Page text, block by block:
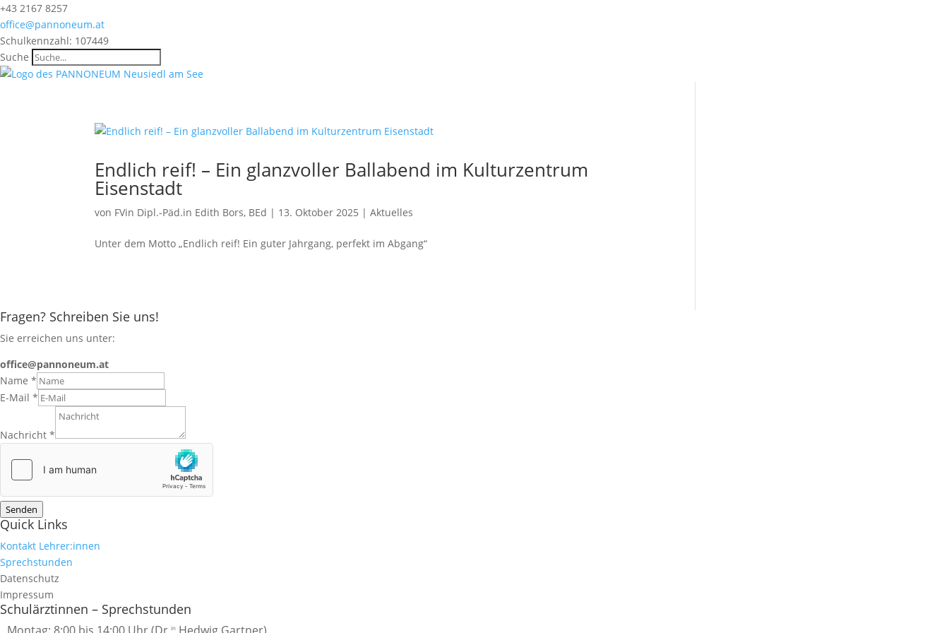
+43 2167 8257
office@pannoneum.at
Schulkennzahl: 107449
Suche
Endlich reif! – Ein glanzvoller Ballabend im Kulturzentrum
Eisenstadt
von FVin Dipl.-Päd.in Edith Bors, BEd | 13. Oktober 2025 |Aktuelles
Unter dem Motto „Endlich reif! Ein guter Jahrgang, perfekt im Abgang“
Fragen? Schreiben Sie uns!
Sie erreichen uns unter:
office@pannoneum.at
Name *
E-Mail *
Nachricht *
Senden
Quick Links
Kontakt Lehrer:innen
Sprechstunden
Datenschutz
Impressum
Schulärztinnen – Sprechstunden
in